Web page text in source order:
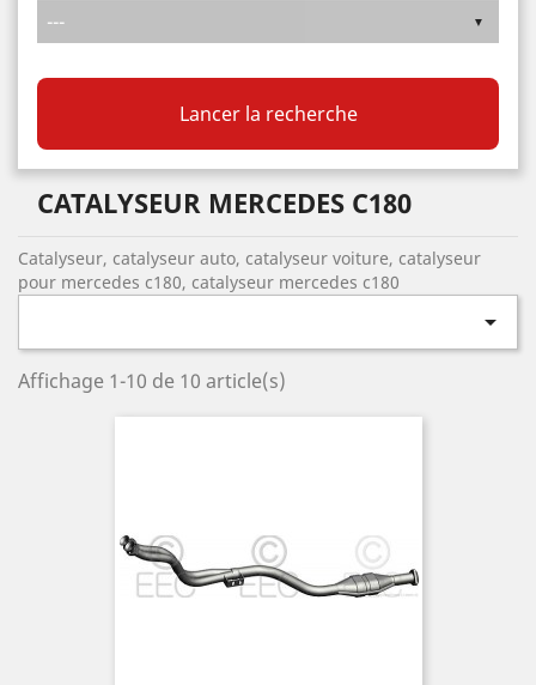
Lancer la recherche
CATALYSEUR MERCEDES C180
Catalyseur, catalyseur auto, catalyseur voiture, catalyseur
pour mercedes c180, catalyseur mercedes c180

Affichage 1-10 de 10 article(s)